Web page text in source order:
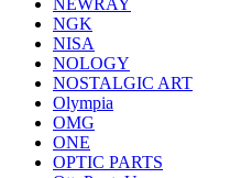
NEWRAY
NGK
NISA
NOLOGY
NOSTALGIC ART
Olympia
OMG
ONE
OPTIC PARTS